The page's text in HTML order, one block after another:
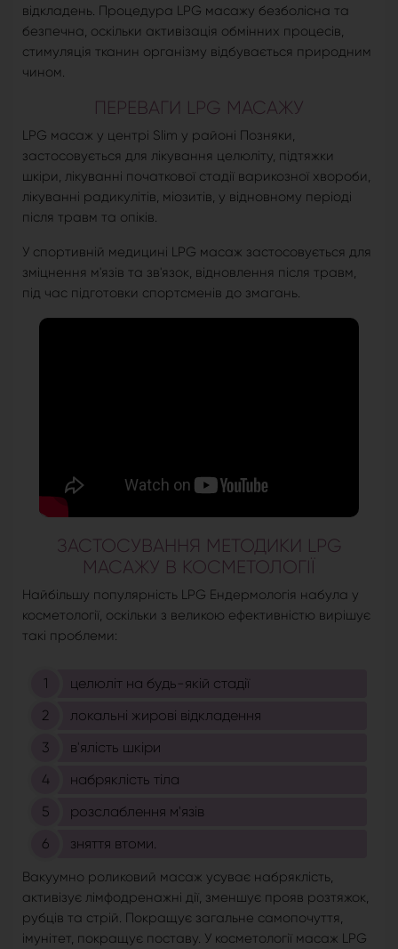
відкладень. Процедура LPG масажу безболісна та
безпечна, оскільки активізація обмінних процесів,
стимуляція тканин організму відбувається природним
чином.
ПЕРЕВАГИ LPG МАСАЖУ
LPG масаж у центрі Slim у районі Позняки,
застосовується для лікування целюліту, підтяжки
шкіри, лікуванні початкової стадії варикозної хвороби,
лікуванні радикулітів, міозитів, у відновному періоді
після травм та опіків.
У спортивній медицині LPG масаж застосовується для
зміцнення м'язів та зв'язок, відновлення після травм,
під час підготовки спортсменів до змагань.
ЗАСТОСУВАННЯ МЕТОДИКИ LPG
МАСАЖУ В КОСМЕТОЛОГІЇ
Найбільшу популярність LPG Ендермологія набула у
косметології, оскільки з великою ефективністю вирішує
такі проблеми:
целюліт на будь-якій стадії
локальні жирові відкладення
в'ялість шкіри
набряклість тіла
розслаблення м'язів
зняття втоми.
Вакуумно роликовий масаж усуває набряклість,
активізує лімфодренажні дії, зменшує прояв розтяжок,
рубців та стрій. Покращує загальне самопочуття,
імунітет, покращує поставу. У косметології масаж LPG